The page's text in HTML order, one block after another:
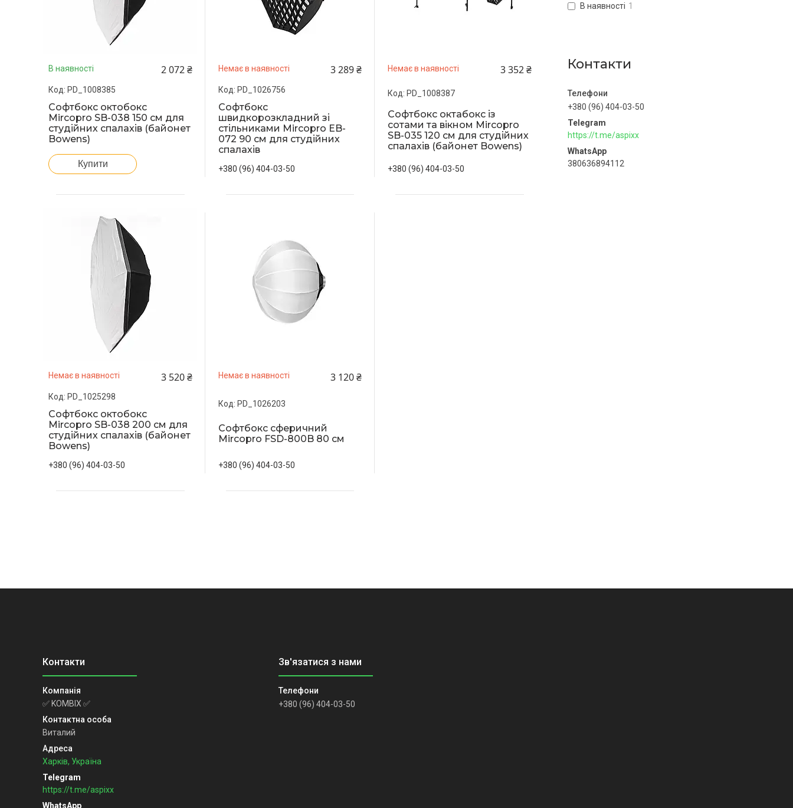
В наявності 1
Контакти
+380 (96) 404-03-50
https://t.me/aspixx
380636894112
В наявності 2 072 ₴
PD_1008385
Софтбокс октобокс
Mircopro SB-038 150 см для
студійних спалахів (байонет
Bowens)
Купити
Немає в наявності 3 289 ₴
PD_1026756
Софтбокс
швидкорозкладний зі
стільниками Mircopro EB-
072 90 см для студійних
спалахів
+380 (96) 404-03-50
Немає в наявності 3 352 ₴
PD_1008387
Софтбокс октабокс із
сотами та вікном Mircopro
SB-035 120 см для студійних
спалахів (байонет Bowens)
+380 (96) 404-03-50
Немає в наявності 3 520 ₴
PD_1025298
Софтбокс октобокс
Mircopro SB-038 200 см для
студійних спалахів (байонет
Bowens)
+380 (96) 404-03-50
Немає в наявності 3 120 ₴
PD_1026203
Софтбокс сферичний
Mircopro FSD-800B 80 см
+380 (96) 404-03-50
✅ KOMBIX ✅
Виталий
Харків, Україна
https://t.me/aspixx
+380 (96) 404-03-50